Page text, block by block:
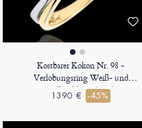
Kostbarer Kokon Nr. 98 -
Verlobungsring Weiß- und
Gelbgold 750 (18K)
1390 € -45%